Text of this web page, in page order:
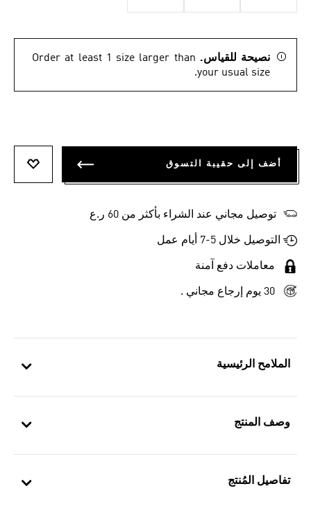
الملامح الرئيسية
وصف المنتج
تفاصيل المُنتج
نصيحة للقياس. Order at least 1 size larger than
your usual size.
أضف إلى حقيبة التسوق
توصيل مجاني عند الشراء بأكثر من 60 ر.ع
التوصيل خلال 5-7 أيام عمل
معاملات دفع آمنة